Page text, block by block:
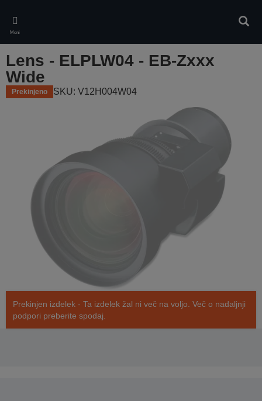
main
content
Meni
Lens - ELPLW04 - EB-Zxxx
Wide
Prekinjeno SKU: V12H004W04
Prekinjen izdelek - Ta izdelek žal ni več na voljo. Več o nadaljnji
podpori preberite spodaj.